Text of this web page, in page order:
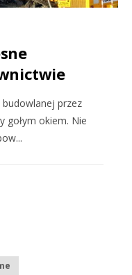
budowlanej przez
gołym okiem. Nie